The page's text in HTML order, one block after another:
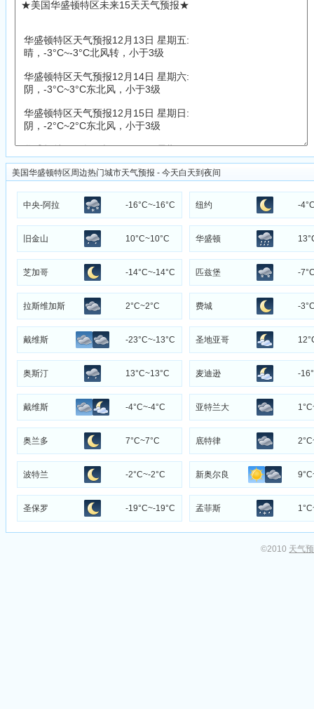
美国华盛顿特区周边热门城市天气预报 - 今天白天到夜间
中央-阿拉 -16°C~-16°C 纽约 -
旧金山 10°C~10°C 华盛顿
芝加哥 -14°C~-14°C 匹兹堡 -
拉斯维加斯 2°C~2°C 费城 -
戴维斯 -23°C~-13°C 圣地亚哥
奥斯汀 13°C~13°C 麦迪逊 -
戴维斯 -4°C~-4°C 亚特兰大
奥兰多 7°C~7°C 底特律
波特兰 -2°C~-2°C 新奥尔良
圣保罗 -19°C~-19°C 孟菲斯
©2010 天气